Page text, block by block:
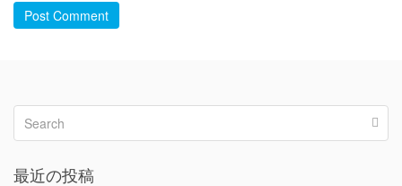
Post Comment
最近の投稿